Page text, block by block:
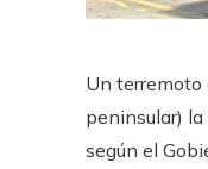
Un terremoto
peninsular)
según el